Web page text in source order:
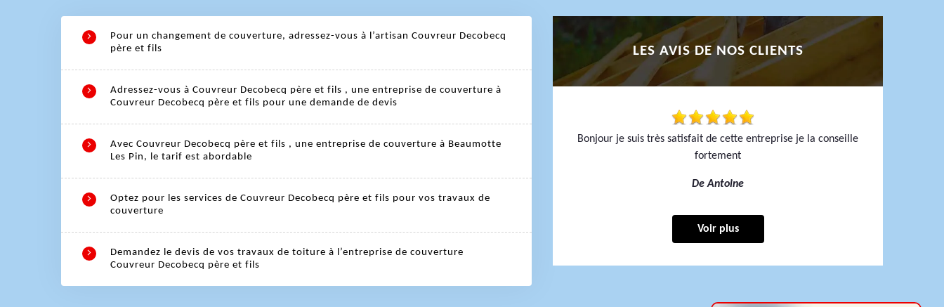
Pour un changement de couverture, adressez-vous à l’artisan Couvreur Decobecq
père et fils
Adressez-vous à Couvreur Decobecq père et fils , une entreprise de couverture à
Couvreur Decobecq père et fils pour une demande de devis
Avec Couvreur Decobecq père et fils , une entreprise de couverture à Beaumotte
Les Pin, le tarif est abordable
Optez pour les services de Couvreur Decobecq père et fils pour vos travaux de
couverture
Demandez le devis de vos travaux de toiture à l’entreprise de couverture
Couvreur Decobecq père et fils
LES AVIS DE NOS CLIENTS
Bonjour je suis très satisfait de cette entreprise je la conseille
fortement
De Antoine
Voir plus